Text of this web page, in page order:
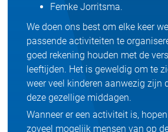
Femke Jorritsma.
We doen ons best om elke keer
passende activiteiten te
goed rekening houden met de
leeftijden. Het is geweldig om te
weer veel kinderen aanwezig zijn
deze gezellige middagen.
Wanneer er een activiteit is,
zoveel mogelijk mensen van op